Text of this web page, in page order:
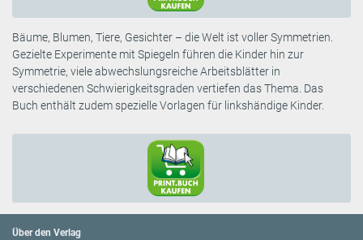
Bäume, Blumen, Tiere, Gesichter – die Welt ist voller Symmetrien.
Gezielte Experimente mit Spiegeln führen die Kinder hin zur
Symmetrie, viele abwechslungsreiche Arbeitsblätter in
verschiedenen Schwierigkeitsgraden vertiefen das Thema. Das
Buch enthält zudem spezielle Vorlagen für linkshändige Kinder.
Über den Verlag